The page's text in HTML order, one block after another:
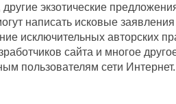
экзотические
написать исковые
исключительных авторских
сайта и многое
пользователям сети Интернет.